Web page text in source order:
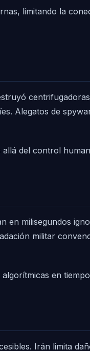
limitando la
Alegatos de
allá del control
en milisegundos
militar
en
Irán limita